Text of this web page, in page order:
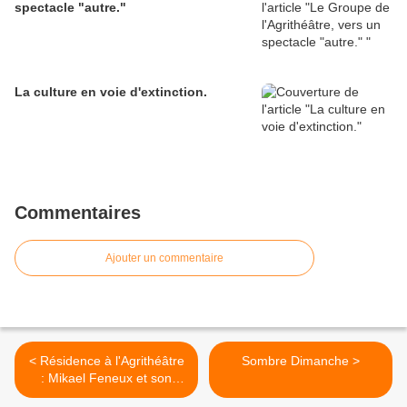
spectacle "autre."
La culture en voie d'extinction.
Commentaires
Ajouter un commentaire
< Résidence à l'Agrithéâtre
: Mikael Feneux et son
"NANOUK REVISITED"
Sombre Dimanche >